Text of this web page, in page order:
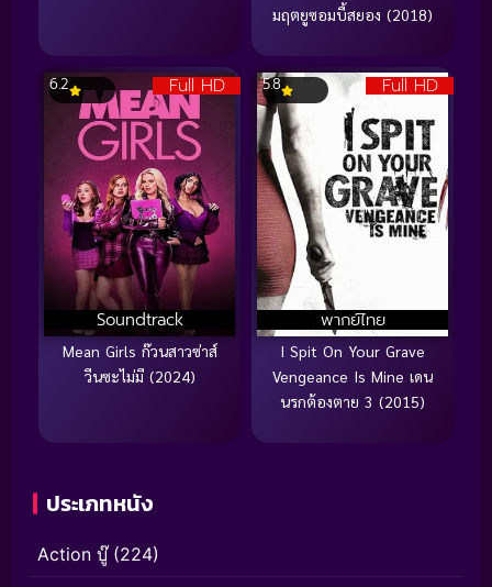
มฤตยูซอมบี้สยอง (2018)
Full HD
Soundtrack
6.2
Mean Girls ก๊วนสาวซ่าส์
วีนซะไม่มี (2024)
Full HD
พากย์ไทย
5.8
I Spit On Your Grave
Vengeance Is Mine เดน
นรกต้องตาย 3 (2015)
ประเภทหนัง
Action บู๊(224)